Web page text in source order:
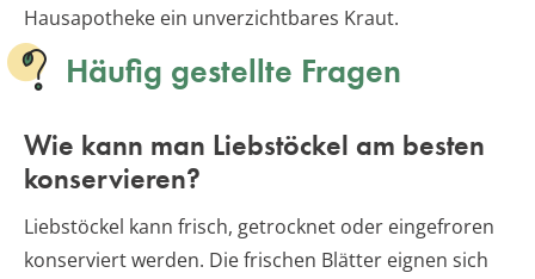
Hausapotheke ein unverzichtbares Kraut.
Häufig gestellte Fragen
Wie kann man Liebstöckel am besten
konservieren?
Liebstöckel kann frisch, getrocknet oder eingefroren
konserviert werden. Die frischen Blätter eignen sich